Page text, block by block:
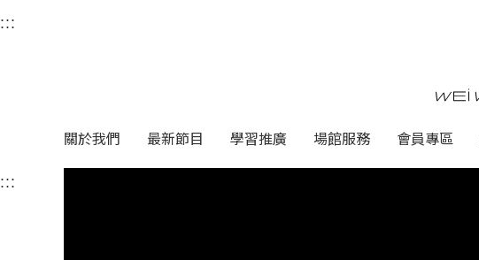
衛武營國家藝術文化中心
中央內容區塊，為本頁主要內容區。
:::
關於我們 最新節目 學習推廣 場館服務 會員專區
:::